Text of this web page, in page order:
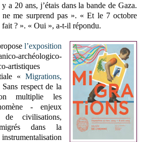
a 20 ans, j’étais dans la bande de Gaza.
ne me surprend pas ». « Et le 7 octobre
fait ? ». « Oui », a-t-il répondu.
l’exposition
archéologico-
artistiques
«Migrations,
respect de la
multiplie les
- enjeux
de civilisations,
dans la